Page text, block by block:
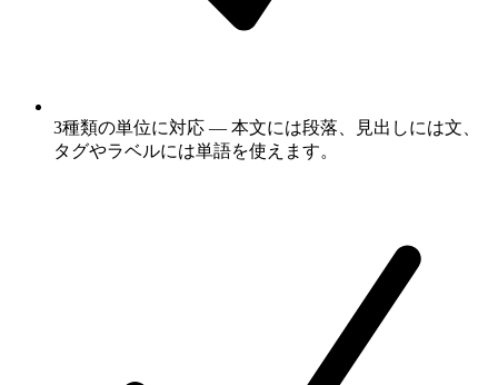
3種類の単位に対応 — 本文には段落、見出しには文、
タグやラベルには単語を使えます。